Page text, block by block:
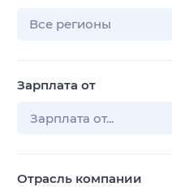
Все регионы
Зарплата от
Отрасль компании